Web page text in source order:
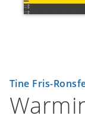
Tine Fris-